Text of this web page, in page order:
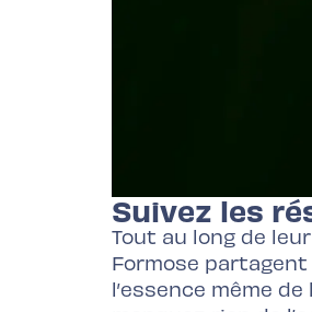
Suivez les
Tout au long de
Formose
l’essence même